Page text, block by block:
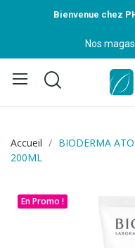
Bienvenue chez
Nos
Accueil
BIODERMA
200ML
En Promo !